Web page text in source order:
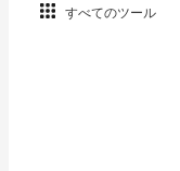
すべてのツール